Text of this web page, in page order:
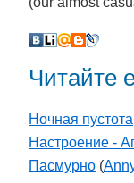
Читайте
Ночная пустота
Настроение -
Пасмурно (